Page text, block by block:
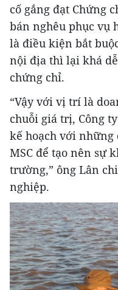
cố gắng đạt Chứng
bán nghêu phục vụ
là điều kiện bắt
nội địa thì lại khá
chứng chỉ.
“Vậy với vị trí là
chuỗi giá trị, Công
kế hoạch với những
MSC để tạo nên sự
trường,” ông Lân
nghiệp.